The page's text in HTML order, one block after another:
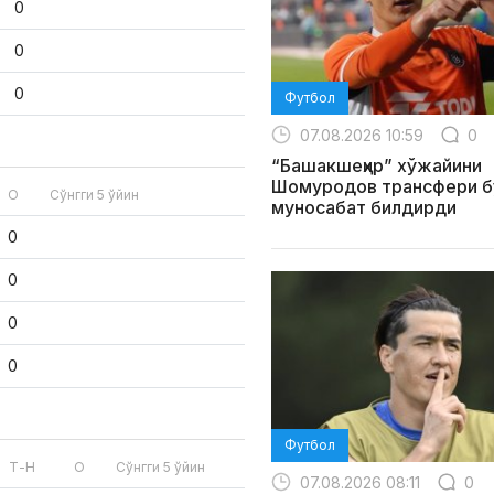
0
0
0
О Сўнгги 5 ўйин
0
0
0
0
Т-Н О Сўнгги 5 ўйин
Футбол
07.08.2026 10:59 0
“Башакшеҳир” хўжайини
Шомуродов трансфери
муносабат билдирди
Футбол
07.08.2026 08:11 0